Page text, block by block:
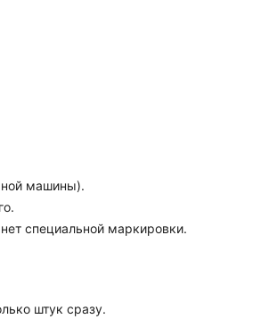
машины).
специальной маркировки.
штук сразу.